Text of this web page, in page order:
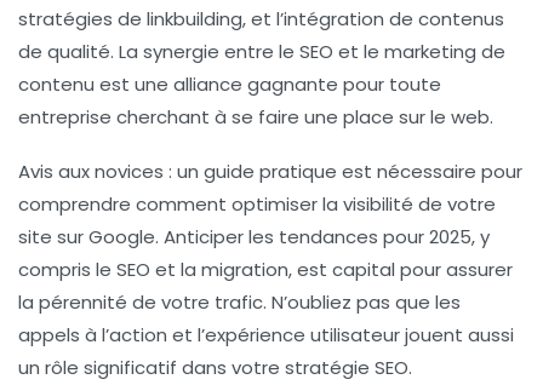
stratégies de linkbuilding, et l’intégration de contenus
de qualité. La synergie entre le SEO et le marketing de
contenu est une alliance gagnante pour toute
entreprise cherchant à se faire une place sur le web.
Avis aux novices : un guide pratique est nécessaire pour
comprendre comment optimiser la visibilité de votre
site sur Google. Anticiper les tendances pour 2025, y
compris le SEO et la migration, est capital pour assurer
la pérennité de votre trafic. N’oubliez pas que les
appels à l’action et l’expérience utilisateur jouent aussi
un rôle significatif dans votre stratégie SEO.